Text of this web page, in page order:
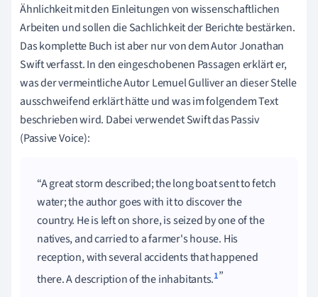
Ähnlichkeit mit den Einleitungen von wissenschaftlichen
Arbeiten und sollen die Sachlichkeit der Berichte bestärken.
Das komplette Buch ist aber nur von dem Autor Jonathan
Swift verfasst. In den eingeschobenen Passagen erklärt er,
was der vermeintliche Autor Lemuel Gulliver an dieser Stelle
ausschweifend erklärt hätte und was im folgendem Text
beschrieben wird. Dabei verwendet Swift das Passiv
(Passive Voice):
A great storm described; the long boat sent to fetch
water; the author goes with it to discover the
country. He is left on shore, is seized by one of the
natives, and carried to a farmer's house. His
reception, with several accidents that happened
there. A description of the inhabitants.1